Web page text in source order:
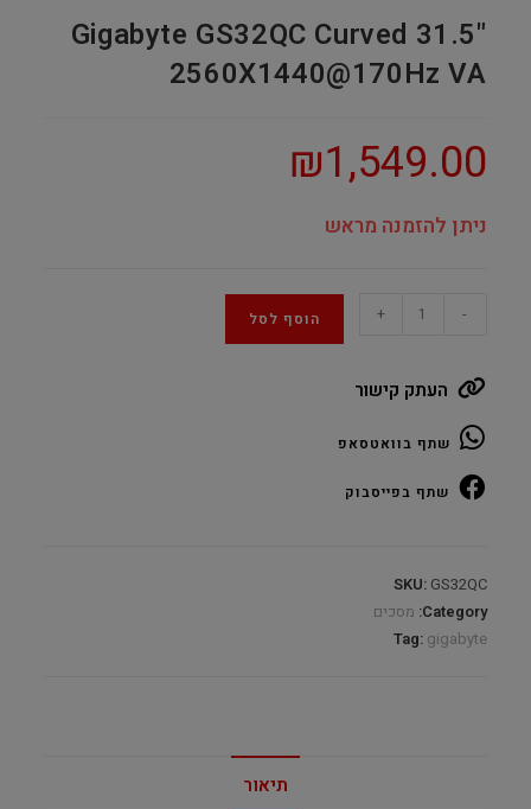
Gigabyte GS32QC Curved 31.5"
2560X1440@170Hz VA
₪1,549.00
ניתן להזמנה מראש
Gigabyte
31.5"
2560X1440@170Hz
VA
quantity
-
+ הוסף לסל
העתק קישור
שתף בוואטסאפ
שתף בפייסבוק
SKU: GS32QC
Category: מסכים
Tag: gigabyte
תיאור